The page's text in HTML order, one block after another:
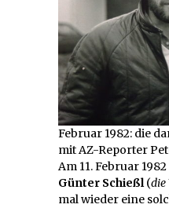
Februar 1982: die
mit AZ-Reporter
Am 11. Februar
Günter Schießl(die
mal wieder eine